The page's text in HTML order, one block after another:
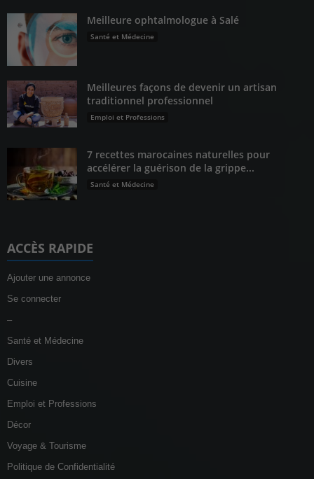
Meilleure ophtalmologue à Salé
Santé et Médecine
Meilleures façons de devenir un artisan
traditionnel professionnel
Emploi et Professions
7 recettes marocaines naturelles pour
accélérer la guérison de la grippe...
Santé et Médecine
ACCÈS RAPIDE
Ajouter une annonce
Se connecter
–
Santé et Médecine
Divers
Cuisine
Emploi et Professions
Décor
Voyage & Tourisme
Politique de Confidentialité